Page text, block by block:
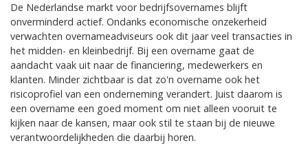
De Nederlandse markt voor bedrijfsovernames blijft
onverminderd actief. Ondanks economische onzekerheid
verwachten overnameadviseurs ook dit jaar veel transacties in
het midden- en kleinbedrijf. Bij een overname gaat de
aandacht vaak uit naar de financiering, medewerkers en
klanten. Minder zichtbaar is dat zo'n overname ook het
risicoprofiel van een onderneming verandert. Juist daarom is
een overname een goed moment om niet alleen vooruit te
kijken naar de kansen, maar ook stil te staan bij de nieuwe
verantwoordelijkheden die daarbij horen.